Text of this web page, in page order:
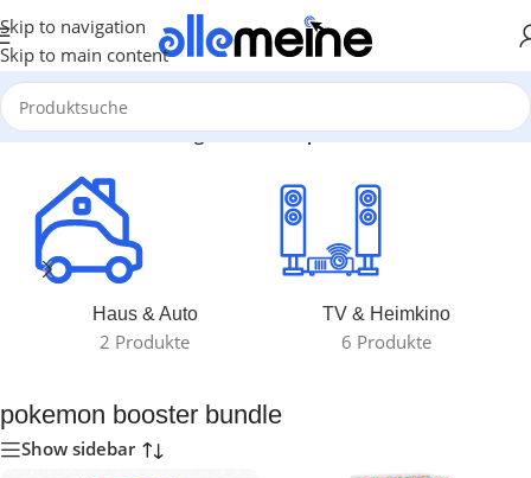
Skip to navigation
Skip to main content
/Produkte verschlagwortet mit „pokemon booster bundle“
Haus & Auto
2 Produkte
TV & Heimkino
6 Produkte
pokemon booster bundle
Show sidebar